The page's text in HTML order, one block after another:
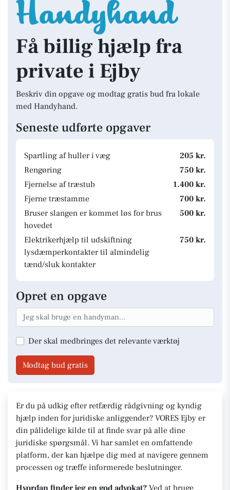
Få billig hjælp fra
private i Ejby
Beskriv din opgave og modtag gratis bud fra lokale
med Handyhand.
Seneste udførte opgaver
Spartling af huller i væg
205 kr.
Rengøring
750 kr.
Fjernelse af træstub
1.400 kr.
Fjerne træstamme
700 kr.
Bruser slangen er kommet løs for brus
hovedet
500 kr.
Elektrikerhjælp til udskiftning
lysdæmperkontakter til almindelig
tænd/sluk kontakter
750 kr.
Opret en opgave
Der skal medbringes det relevante værktøj
Modtag bud gratis
Er du på udkig efter retfærdig rådgivning og kyndig
hjælp inden for juridiske anliggender? VORES Ejby er
din pålidelige kilde til at finde svar på alle dine
juridiske spørgsmål. Vi har samlet en omfattende
platform, der kan hjælpe dig med at navigere gennem
processen og træffe informerede beslutninger.
Hvordan finder jeg en god advokat? Ved at bruge